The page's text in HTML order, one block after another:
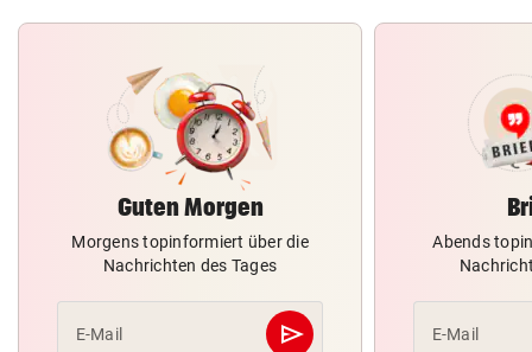
Guten Morgen
Morgens topinformiert über die
Nachrichten des Tages
E-Mail send
Abschicken
Abends
E-Mail